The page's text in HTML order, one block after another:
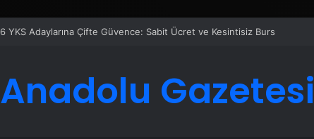
Çözümleriyle Üretim Tesislerine Verimli Sistemler Sunuyor
Anadolu Gazetesi